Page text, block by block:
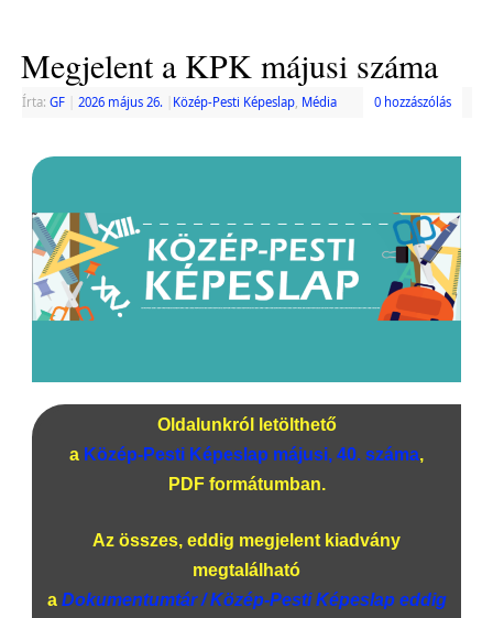
Megjelent a KPK májusi száma
Írta: GF 2026 május 26. Közép-Pesti Képeslap, Média 0 hozzászólás
Oldalunkról letölthető
a Közép-Pesti Képeslap májusi, 40. száma,
PDF formátumban.
Az összes, eddig megjelent kiadvány
megtalálható
a Dokumentumtár / Közép-Pesti Képeslap eddig